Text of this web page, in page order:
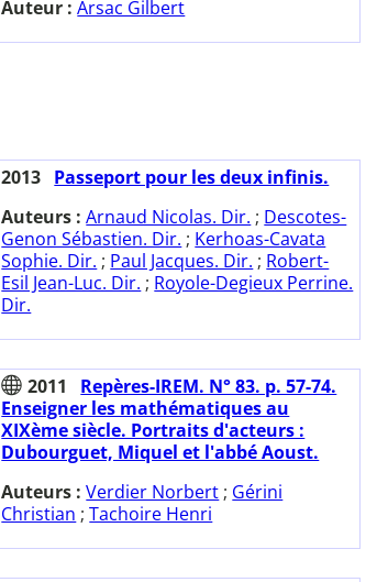
Auteur :Arsac Gilbert
2013 Passeport pour les deux infinis.
Auteurs :Arnaud Nicolas. Dir. ; Descotes-
Genon Sébastien. Dir. ; Kerhoas-Cavata
Sophie. Dir. ; Paul Jacques. Dir. ; Robert-
Esil Jean-Luc. Dir. ; Royole-Degieux Perrine.
Dir.
2011
Repères-IREM. N° 83. p. 57-74.
Enseigner les mathématiques au
XIXème siècle. Portraits d'acteurs :
Dubourguet, Miquel et l'abbé Aoust.
Auteurs :Verdier Norbert ; Gérini
Christian ;Tachoire Henri